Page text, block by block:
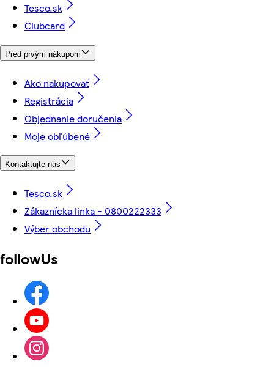
Tesco.sk
Clubcard
Pred prvým nákupom
Ako nakupovať
Registrácia
Objednanie doručenia
Moje obľúbené
Kontaktujte nás
Tesco.sk
Zákaznícka linka - 0800222333
Výber obchodu
followUs